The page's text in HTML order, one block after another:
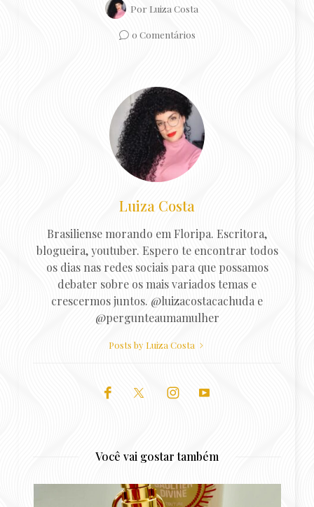
Por Luiza Costa
0 Comentários
Luiza Costa
Brasiliense morando em Floripa. Escritora,
blogueira, youtuber. Espero te encontrar todos
os dias nas redes sociais para que possamos
debater sobre os mais variados temas e
crescermos juntos. @luizacostacachuda e
@pergunteaumamulher
Posts by Luiza Costa
Você vai gostar também